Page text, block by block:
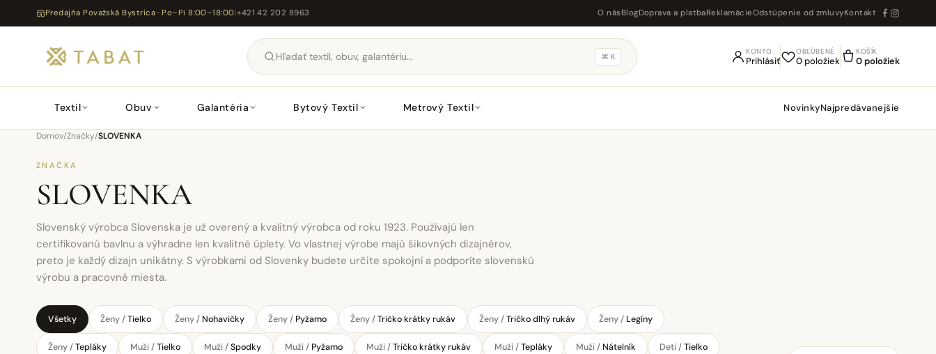
Predajňa Považská Bystrica · Po–Pi 8:00–18:00|+421 42 202 8963 O nás BlogDoprava a platbaReklamácieOdstúpenie od zmluvyKontakt
⌘ K
KONTO
Prihlásiť
OBĽÚBENÉ
0 položiek
KOŠÍK
0 položiek
Textil Obuv Galantéria Bytový Textil Metrový Textil NovinkyNajpredávanejšie
Domov/Značky/SLOVENKA
ZNAČKA
SLOVENKA
Slovenský výrobca Slovenska je už overený a kvalitný výrobca od roku 1923. Používajú len
certifikovanú bavlnu a výhradne len kvalitné úplety. Vo vlastnej výrobe majú šikovných dizajnérov,
preto je každý dizajn unikátny. S výrobkami od Slovenky budete určite spokojní a podporíte slovenskú
výrobu a pracovné miesta.
Všetky Ženy /Tielko Ženy / Nohavičky Ženy / Pyžamo Ženy /Tričko krátky rukáv Ženy /Tričko dlhý rukáv Ženy / Legíny
Ženy /Tepláky Muži /Tielko Muži /Spodky Muži / Pyžamo Muži /Tričko krátky rukáv Muži /Tepláky Muži / Nátelník Deti /Tielko